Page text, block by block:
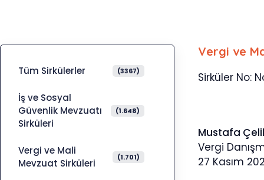
Vergi ve
Sirküler No:
Mustafa
Vergi
27 Kasım
Tüm Sirkülerler (3367)
İş ve Sosyal
Güvenlik Mevzuatı
Sirküleri
(1.648)
Vergi ve Mali
Mevzuat Sirküleri
(1.701)